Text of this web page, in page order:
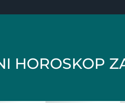
HOROSKOP